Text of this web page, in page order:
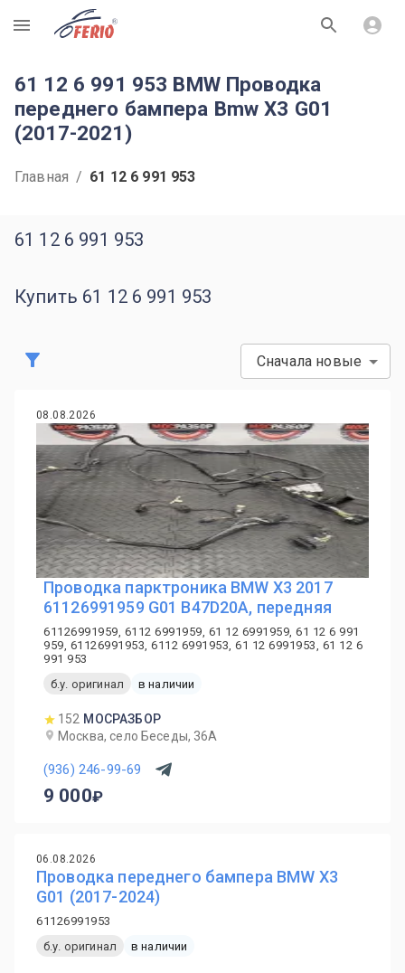
R
61 12 6 991 953 BMW Проводка
переднего бампера Bmw X3 G01
(2017-2021)
Главная / 61 12 6 991 953
61 12 6 991 953
Купить 61 12 6 991 953
Сначала новые
08.08.2026
Проводка парктроника BMW X3 2017
61126991959 G01 B47D20A, передняя
61126991959, 6112 6991959, 61 12 6991959, 61 12 6 991
959, 61126991953, 6112 6991953, 61 12 6991953, 61 12 6
991 953
б.у. оригинал
в наличии
152 МОСРАЗБОР
Москва, село Беседы, 36А
(936) 246-99-69
9 000
06.08.2026
Проводка переднего бампера BMW X3
G01 (2017-2024)
61126991953
б.у. оригинал
в наличии